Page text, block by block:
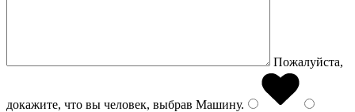
Пожалуйста,
докажите, что вы человек, выбрав Машину.